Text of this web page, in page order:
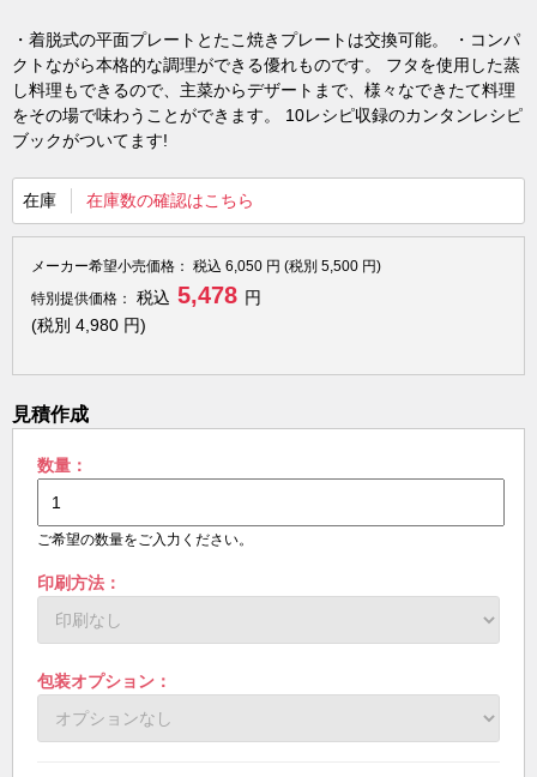
・着脱式の平面プレートとたこ焼きプレートは交換可能。 ・コンパ
クトながら本格的な調理ができる優れものです。 フタを使用した蒸
し料理もできるので、主菜からデザートまで、様々なできたて料理
をその場で味わうことができます。 10レシピ収録のカンタンレシピ
ブックがついてます!
在庫 在庫数の確認はこちら
メーカー希望小売価格： 税込 6,050 円 (税別 5,500 円)
特別提供価格：
税込 5,478 円
(税別 4,980 円)
見積作成
数量：
ご希望の数量をご入力ください。
印刷方法：
包装オプション：